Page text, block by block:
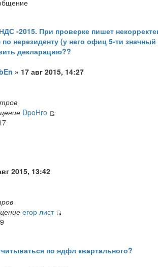
-2015. При проверке пишет
нерезиденту (у него офиц 5-ти значный
декларацию??
» 17 авг 2015, 14:27
DpoHro
2015, 13:42
егор лист
по ндфл квартального?